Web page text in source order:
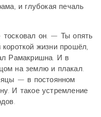
и глубокая печаль
он. — Ты опять
жизни прошёл,
Рамакришна. И в
на землю и плакал.
— в постоянном
И такое устремление